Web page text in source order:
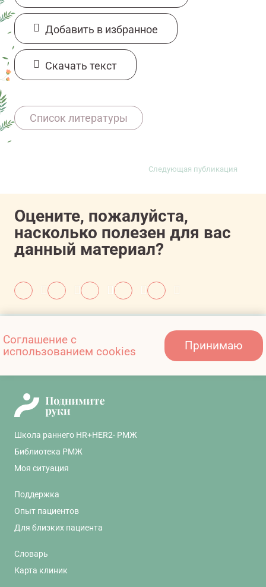
Добавить в избранное
Cкачать текст
11607081/onco/web/03.26/0
Список литературы
Следующая публикация
Оцените, пожалуйста,
насколько полезен для вас
данный материал?
Также вам может быть
интересно:
Школа раннего HR+HER2- РМЖ
Библиотека РМЖ
Моя ситуация
Поддержка
Опыт пациентов
Для близких пациента
Словарь
Карта клиник
Соглашение с
использованием cookies
Принимаю